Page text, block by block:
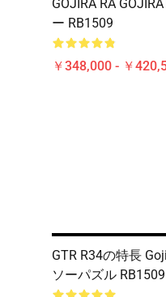
GOJIRA RA
ー RB1509
￥348,000 - ￥
GTR R34の特長
ソーパズル RB1509